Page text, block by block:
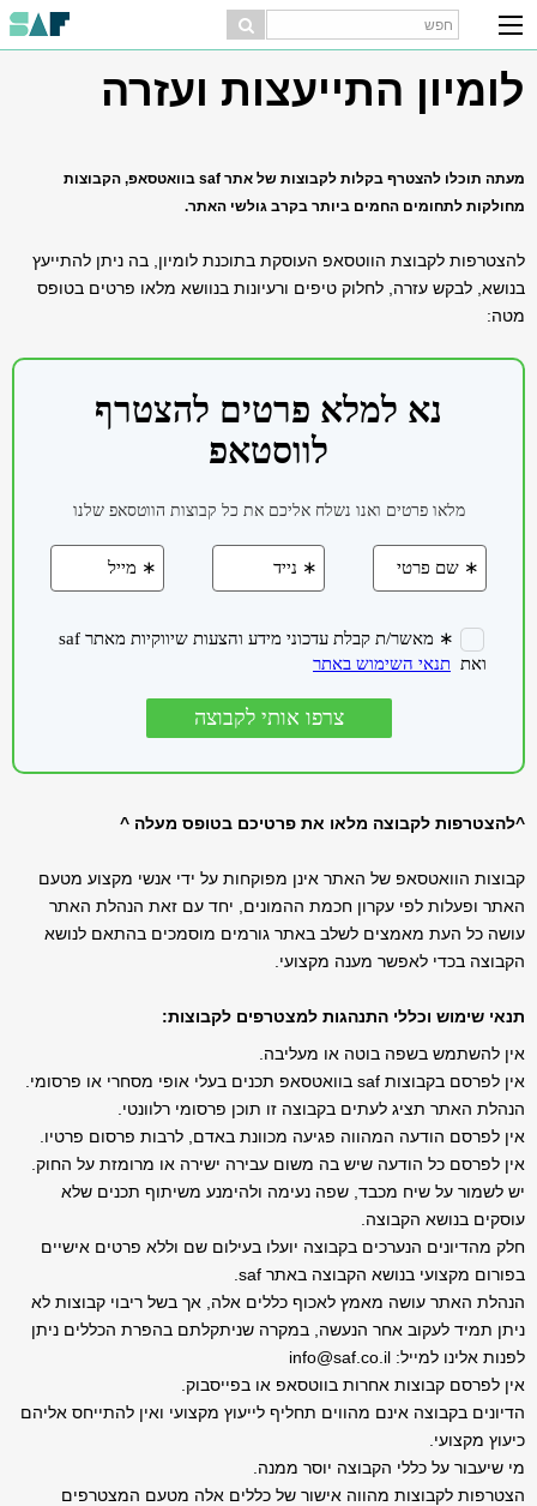
לומיון התייעצות ועזרה
מעתה תוכלו להצטרף בקלות לקבוצות של אתר saf בוואטסאפ, הקבוצות
מחולקות לתחומים החמים ביותר בקרב גולשי האתר.
להצטרפות לקבוצת הווטסאפ העוסקת בתוכנת לומיון, בה ניתן להתייעץ
בנושא, לבקש עזרה, לחלוק טיפים ורעיונות בנוושא מלאו פרטים בטופס
מטה:
^להצטרפות לקבוצה מלאו את פרטיכם בטופס מעלה ^
קבוצות הוואטסאפ של האתר אינן מפוקחות על ידי אנשי מקצוע מטעם
האתר ופעלות לפי עקרון חכמת ההמונים, יחד עם זאת הנהלת האתר
עושה כל העת מאמצים לשלב באתר גורמים מוסמכים בהתאם לנושא
הקבוצה בכדי לאפשר מענה מקצועי.
תנאי שימוש וכללי התנהגות למצטרפים לקבוצות:
אין להשתמש בשפה בוטה או מעליבה.
אין לפרסם בקבוצות saf בוואטסאפ תכנים בעלי אופי מסחרי או פרסומי.
הנהלת האתר תציג לעתים בקבוצה זו תוכן פרסומי רלוונטי.
אין לפרסם הודעה המהווה פגיעה מכוונת באדם, לרבות פרסום פרטיו.
אין לפרסם כל הודעה שיש בה משום עבירה ישירה או מרומזת על החוק.
יש לשמור על שיח מכבד, שפה נעימה ולהימנע משיתוף תכנים שלא
עוסקים בנושא הקבוצה.
חלק מהדיונים הנערכים בקבוצה יועלו בעילום שם וללא פרטים אישיים
בפורום מקצועי בנושא הקבוצה באתר saf.
הנהלת האתר עושה מאמץ לאכוף כללים אלה, אך בשל ריבוי קבוצות לא
ניתן תמיד לעקוב אחר הנעשה, במקרה שניתקלתם בהפרת הכללים ניתן
לפנות אלינו למייל: info@saf.co.il
אין לפרסם קבוצות אחרות בווטסאפ או בפייסבוק.
הדיונים בקבוצה אינם מהווים תחליף לייעוץ מקצועי ואין להתייחס אליהם
כיעוץ מקצועי.
מי שיעבור על כללי הקבוצה יוסר ממנה.
הצטרפות לקבוצות מהווה אישור של כללים אלה מטעם המצטרפים